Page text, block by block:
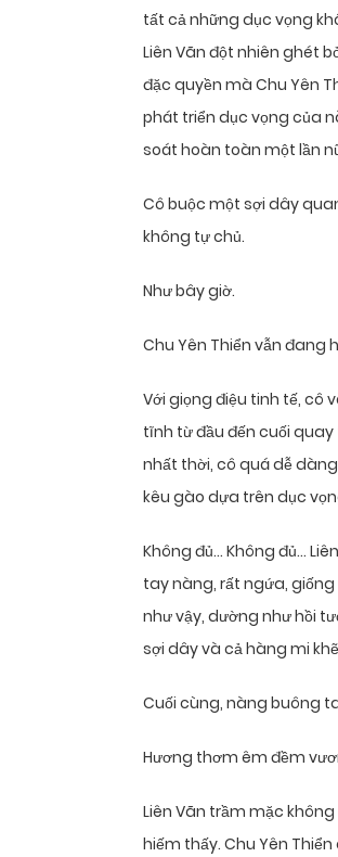
tất cả những dục vọng
Liên Vãn đột nhiên ghét
đặc quyền mà Chu Yên
phát triển dục vọng của
soát hoàn toàn một lần
Cô buộc một sợi dây
không tự chủ.
Như bây giờ.
Chu Yên Thiển vẫn đang
Với giọng điệu tinh tế, cô
tĩnh từ đầu đến cuối
nhất thời, cô quá dễ
kêu gào dựa trên dục
Không đủ… Không đủ…
tay nàng, rất ngứa,
như vậy, dường như hồi
sợi dây và cả hàng mi
Cuối cùng, nàng buông
Hương thơm êm đềm
Liên Vãn trầm mặc
hiếm thấy. Chu Yên